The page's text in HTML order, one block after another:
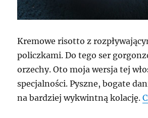
Kremowe risotto z
policzkami. Do tego ser
orzechy. Oto moja wersja tej
specjalności. Pyszne, bogate
na bardziej wykwintną kolację.